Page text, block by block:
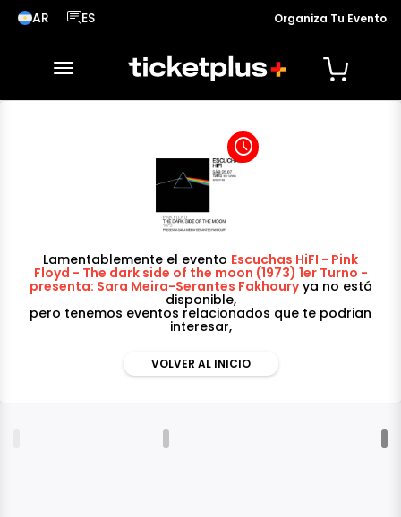
AR
País seleccionado, cambiar país
ES
Idioma seleccionado, cambiar idiomaOrganiza Tu Evento
desplegar navegación
access_time
Lamentablemente el evento Escuchas HiFI - Pink
Floyd - The dark side of the moon (1973) 1er Turno -
presenta: Sara Meira-Serantes Fakhouryya no está
disponible,
pero tenemos eventos relacionados que te podrian
interesar,
VOLVER AL INICIO